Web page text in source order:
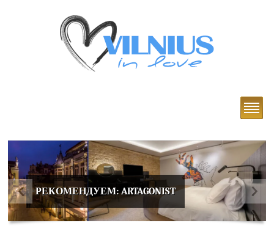
РЕКОМЕНДУЕМ: ARTAGONIST